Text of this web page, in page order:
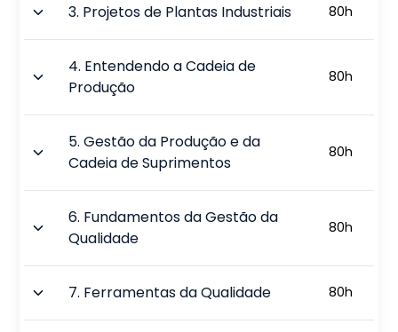
3. Projetos de Plantas Industriais 80h
4. Entendendo a Cadeia de
Produção
80h
5.Gestão da Produção e da
Cadeia de Suprimentos
80h
6. Fundamentos da Gestão da
Qualidade
80h
7. Ferramentas da Qualidade 80h